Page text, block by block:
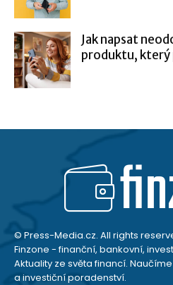
Jak napsat
produktu, který
© Press-Media.cz. All rights
Finzone - finanční, bankovní,
Aktuality ze světa financí.
a investiční poradenství.